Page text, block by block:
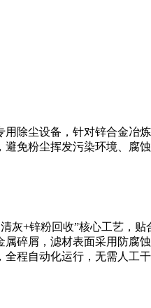
用除尘设备，针对锌合金冶
免粉尘挥发污染环境、腐
灰+锌粉回收”核心工艺，
碎屑，滤材表面采用防腐
程自动化运行，无需人工干